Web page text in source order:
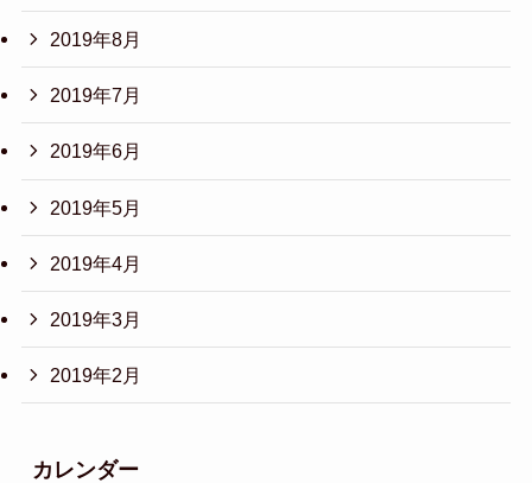
2019年8月
2019年7月
2019年6月
2019年5月
2019年4月
2019年3月
2019年2月
カレンダー